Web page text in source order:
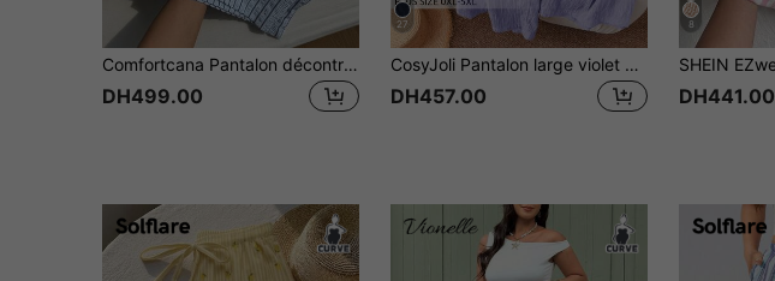
Comfortcana Pantalon décontracté à rayures tissées avec cordon de serrage, style vacances, pour femmes grandes tailles, pantalon à rayures bleues
DH499.00
27
CosyJoli Pantalon large violet clair d'été pour femmes grande taille, pantalon décontracté chic pour le quotidien et les déplacements professionnels, élégant avec poches pour les vacances à la plage, lavande
DH457.00
8
DH441.00